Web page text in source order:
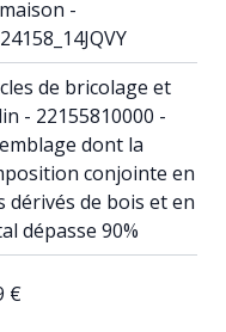
-
de bricolage et
- 22155810000 -
dont la
conjointe en
dérivés de bois et en
dépasse 90%
€